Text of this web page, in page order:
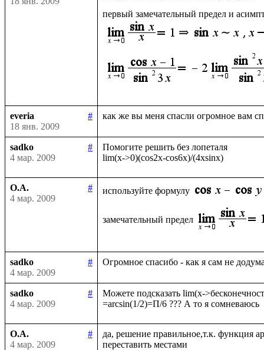
первый замечательный предел и
everia
#
18 янв. 2009
sadko
#
4 мар. 2009
Помогите решить без лопеталя
О.А.
#
4 мар. 2009
используйте формулу
замечательный предел
sadko
#
4 мар. 2009
sadko
#
4 мар. 2009
Можете подсказать lim(x-
О.А.
#
4 мар. 2009
да, решение правильное,т.к. функция